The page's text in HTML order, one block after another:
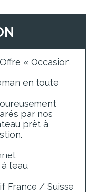
« Occasion
en toute
par nos
prêt à
l’eau
France / Suisse